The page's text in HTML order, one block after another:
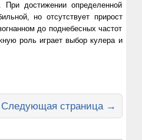
достижении определенной
но отсутствует прирост
до поднебесных частот
роль играет выбор кулера и
Следующая страница →